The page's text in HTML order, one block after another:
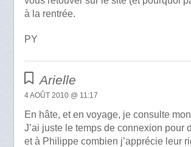
à la rentrée.
PY
Arielle
4 AOÛT 2010 @ 11:17
En hâte, et en voyage, je consulte
J’ai juste le temps de connexion pour
et à Philippe combien j’apprécie leur